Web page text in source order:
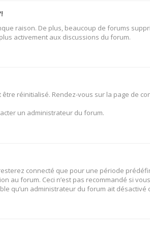
raison. De plus, beaucoup de forums
activement aux discussions du forum.
réinitialisé. Rendez-vous sur la page de
un administrateur du forum.
connecté que pour une période
au forum. Ceci n’est pas recommandé si
qu’un administrateur du forum ait désactivé